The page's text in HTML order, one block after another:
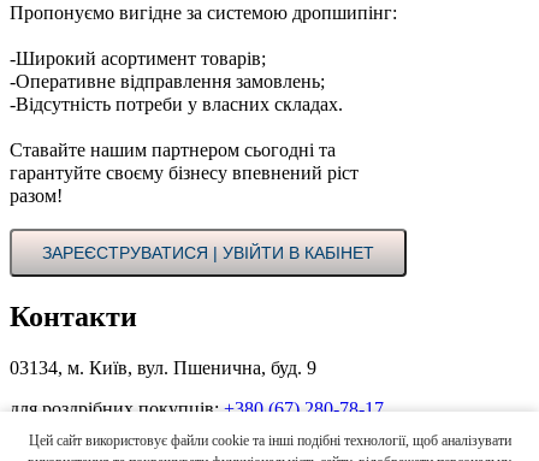
Цей сайт використовує файли cookie та інші подібні технології, щоб аналізувати
Пропонуємо вигідне за системою дропшипінг:
-Широкий асортимент товарів;
-Оперативне відправлення замовлень;
-Відсутність потреби у власних складах.
Ставайте нашим партнером сьогодні та
гарантуйте своєму бізнесу впевнений ріст
разом!
ЗАРЕЄСТРУВАТИСЯ | УВІЙТИ В КАБІНЕТ
Контакти
03134, м. Київ, вул. Пшенична, буд. 9
для роздрібних покупців: +380 (67) 280-78-17
для оптових покупців в Україні:+380 (44) 496-00-55 +380 (67)